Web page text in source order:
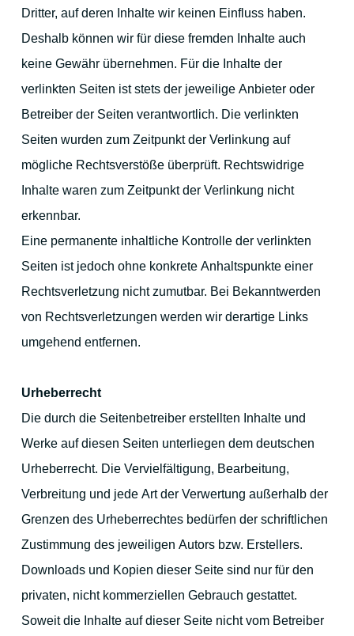
Dritter, auf deren Inhalte wir keinen Einfluss haben.
Deshalb können wir für diese fremden Inhalte auch
keine Gewähr übernehmen. Für die Inhalte der
verlinkten Seiten ist stets der jeweilige Anbieter oder
Betreiber der Seiten verantwortlich. Die verlinkten
Seiten wurden zum Zeitpunkt der Verlinkung auf
mögliche Rechtsverstöße überprüft. Rechtswidrige
Inhalte waren zum Zeitpunkt der Verlinkung nicht
erkennbar.
Eine permanente inhaltliche Kontrolle der verlinkten
Seiten ist jedoch ohne konkrete Anhaltspunkte einer
Rechtsverletzung nicht zumutbar. Bei Bekanntwerden
von Rechtsverletzungen werden wir derartige Links
umgehend entfernen.
Urheberrecht
Die durch die Seitenbetreiber erstellten Inhalte und
Werke auf diesen Seiten unterliegen dem deutschen
Urheberrecht. Die Vervielfältigung, Bearbeitung,
Verbreitung und jede Art der Verwertung außerhalb der
Grenzen des Urheberrechtes bedürfen der schriftlichen
Zustimmung des jeweiligen Autors bzw. Erstellers.
Downloads und Kopien dieser Seite sind nur für den
privaten, nicht kommerziellen Gebrauch gestattet.
Soweit die Inhalte auf dieser Seite nicht vom Betreiber